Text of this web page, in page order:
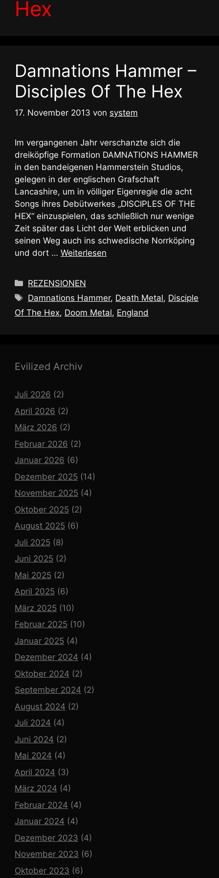
Hex
Damnations Hammer –
Disciples Of The Hex
17. November 2013 von system
Im vergangenen Jahr verschanzte sich die
dreiköpfige Formation DAMNATIONS HAMMER
in den bandeigenen Hammerstein Studios,
gelegen in der englischen Grafschaft
Lancashire, um in völliger Eigenregie die acht
Songs ihres Debütwerkes „DISCIPLES OF THE
HEX“ einzuspielen, das schließlich nur wenige
Zeit später das Licht der Welt erblicken und
seinen Weg auch ins schwedische Norrköping
und dort … Weiterlesen
Kategorien
REZENSIONEN
Schlagwörter
Damnations Hammer, Death Metal, Disciple
Of The Hex, Doom Metal, England
Evilized Archiv
Juli 2026 (2)
April 2026 (2)
März 2026 (2)
Februar 2026 (2)
Januar 2026 (6)
Dezember 2025 (14)
November 2025 (4)
Oktober 2025 (2)
August 2025 (6)
Juli 2025 (8)
Juni 2025 (2)
Mai 2025 (2)
April 2025 (6)
März 2025 (10)
Februar 2025 (10)
Januar 2025 (4)
Dezember 2024 (4)
Oktober 2024 (2)
September 2024 (2)
August 2024 (2)
Juli 2024 (4)
Juni 2024 (2)
Mai 2024 (4)
April 2024 (3)
März 2024 (4)
Februar 2024 (4)
Januar 2024 (4)
Dezember 2023 (4)
November 2023 (6)
Oktober 2023 (6)